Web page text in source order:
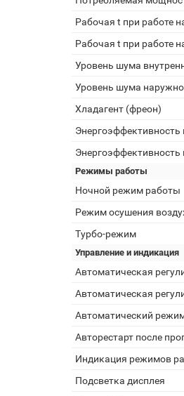
Рабочая t при работе
Рабочая t при работе
Уровень шума
Уровень шума
Хладагент (фреон)
Энергоэффективность
Энергоэффективность
Режимы работы
Ночной режим работы
Режим осушения
Турбо-режим
Управление и индикация
Автоматическая
Автоматическая
Автоматический
Авторестарт после
Индикация режимов
Подсветка дисплея